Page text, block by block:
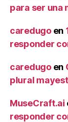
para ser una
caredugoen
responder
caredugoen
plural
MuseCraft.ai
responder